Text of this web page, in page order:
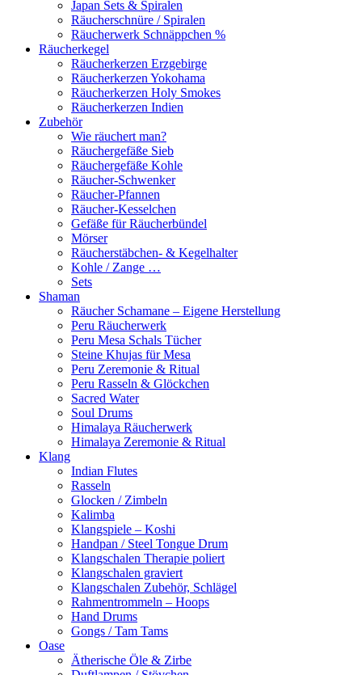
Japan Sets & Spiralen
Räucherschnüre / Spiralen
Räucherwerk Schnäppchen %
Räucherkegel
Räucherkerzen Erzgebirge
Räucherkerzen Yokohama
Räucherkerzen Holy Smokes
Räucherkerzen Indien
Zubehör
Wie räuchert man?
Räuchergefäße Sieb
Räuchergefäße Kohle
Räucher-Schwenker
Räucher-Pfannen
Räucher-Kesselchen
Gefäße für Räucherbündel
Mörser
Räucherstäbchen- & Kegelhalter
Kohle / Zange …
Sets
Shaman
Räucher Schamane – Eigene Herstellung
Peru Räucherwerk
Peru Mesa Schals Tücher
Steine Khujas für Mesa
Peru Zeremonie & Ritual
Peru Rasseln & Glöckchen
Sacred Water
Soul Drums
Himalaya Räucherwerk
Himalaya Zeremonie & Ritual
Klang
Indian Flutes
Rasseln
Glocken / Zimbeln
Kalimba
Klangspiele – Koshi
Handpan / Steel Tongue Drum
Klangschalen Therapie poliert
Klangschalen graviert
Klangschalen Zubehör, Schlägel
Rahmentrommeln – Hoops
Hand Drums
Gongs / Tam Tams
Oase
Ätherische Öle & Zirbe